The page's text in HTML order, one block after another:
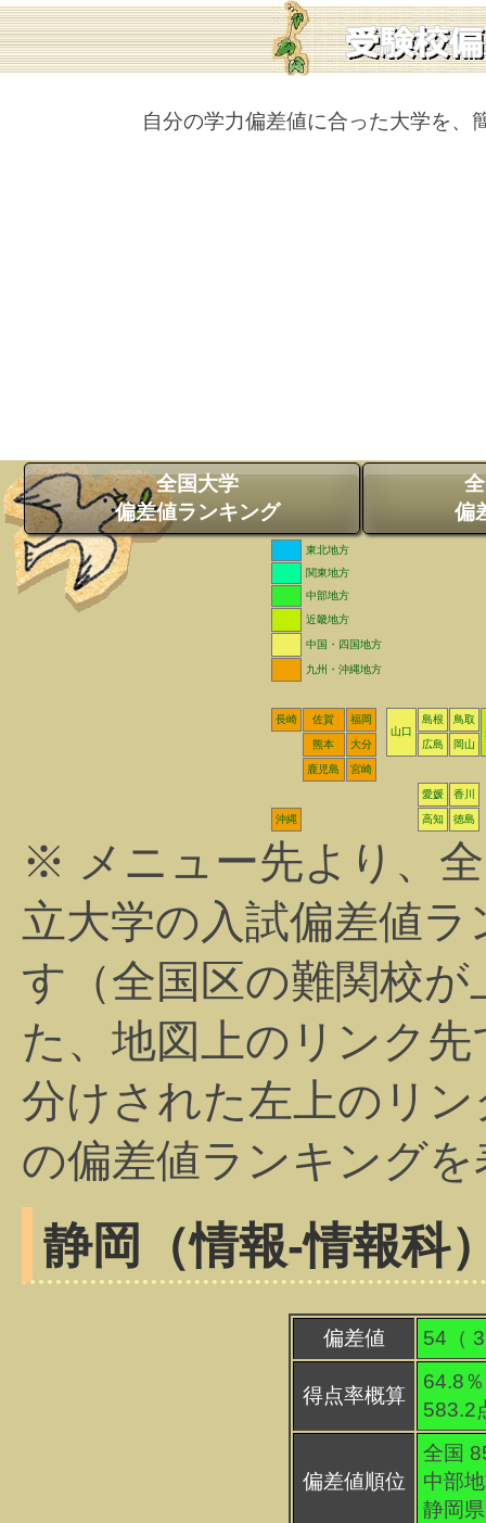
自分の学力偏差値に合った大学を、
全国大学
偏差値ランキング
偏
東北地方
関東地方
中部地方
近畿地方
中国・四国地方
九州・沖縄地方
長崎 佐賀
福岡
山口
島根
鳥取
熊本
大分 広島 岡山
鹿児島 宮崎
愛媛 香川
沖縄 高知 徳島
※ メニュー先より、
立大学の入試偏差値
す（全国区の難関校
た、地図上のリンク
分けされた左上のリ
の偏差値ランキング
静岡（情報-情報科
偏差値 54（ 3
得点率概算
64.8％
583.2
偏差値順位
全国
中部
静岡